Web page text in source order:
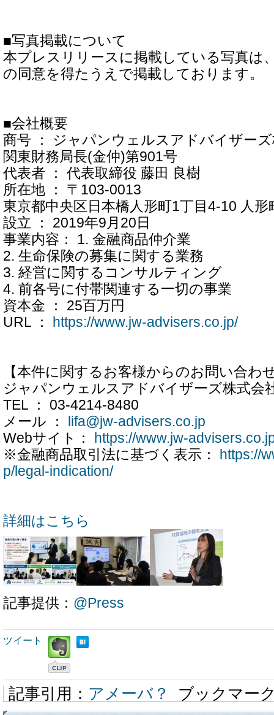
■写真掲載について
本プレスリリースに掲載している写真は
の同意を得たうえで掲載しております。
■会社概要
商号 ： ジャパンウェルスアドバイザー
関東財務局長(金仲)第901号
代表者 ： 代表取締役 藤田 良樹
所在地 ： 〒103-0013
東京都中央区日本橋人形町1丁目4-10 人
設立 ： 2019年9月20日
事業内容： 1. 金融商品仲介業
2. 生命保険の募集に関する業務
3. 経営に関するコンサルティング
4. 前各号に付帯関連する一切の事業
資本金 ： 25百万円
URL ：
https://www.jw-advisers.co.jp/
【本件に関するお客様からのお問い合わ
ジャパンウェルスアドバイザーズ株式会
TEL ： 03-4214-8480
メール ：
lifa@jw-advisers.co.jp
Webサイト：
https://www.jw-
※金融商品取引法に基づく表示：
https://
p/legal-indication/
詳細はこちら
記事提供： @Press
ツイート
記事引用： アメーバ？ ブックマー